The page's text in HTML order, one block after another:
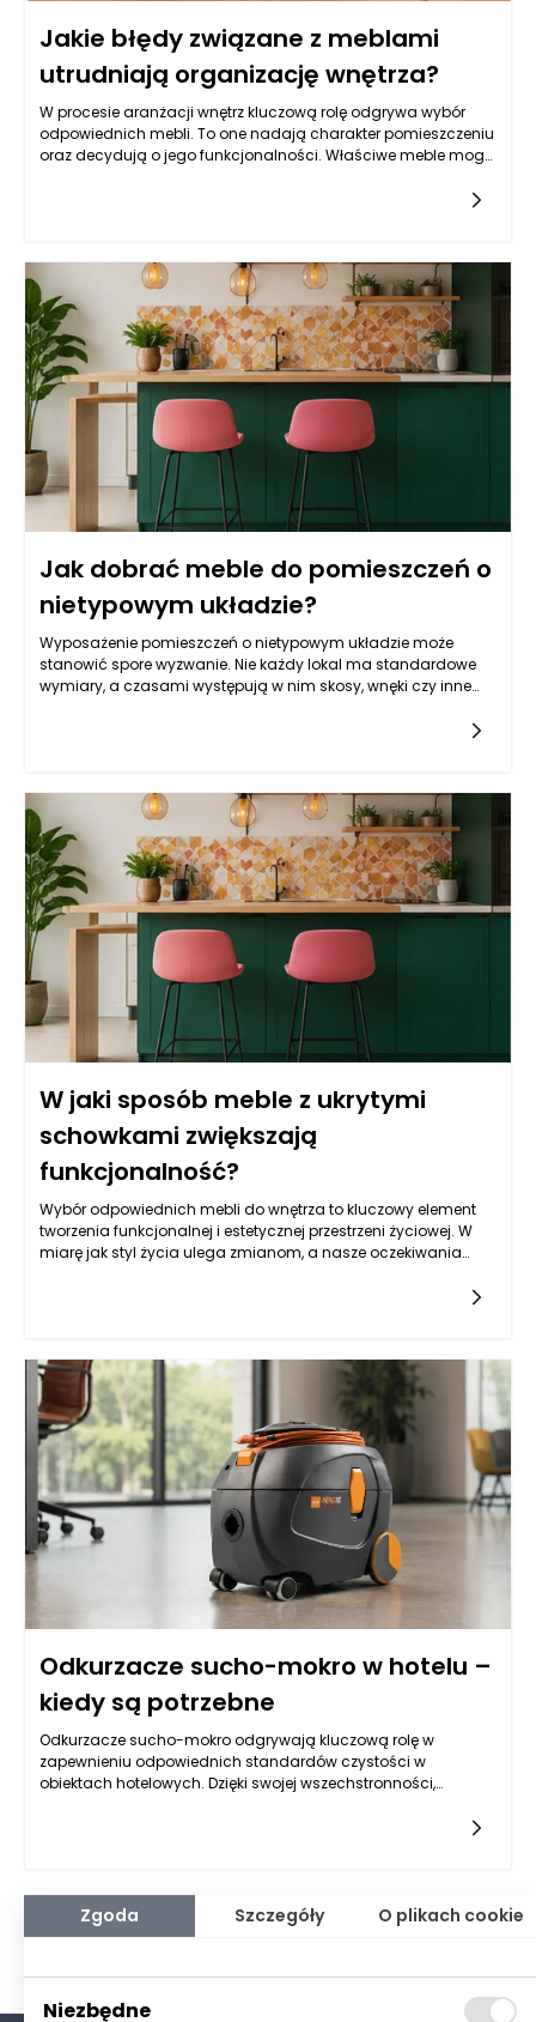
Jakie błędy związane z meblami
utrudniają organizację wnętrza?
W procesie aranżacji wnętrz kluczową rolę odgrywa wybór
odpowiednich mebli. To one nadają charakter pomieszczeniu
oraz decydują o jego funkcjonalności. Właściwe meble mogą
materiał, ergonomia oraz przechowywanie. Warto pamiętać,
że nawet najładniejsze meble mogą wpływać negatywnie na
organizację wnętrza, jeśli nie będą dobrze dopasowane do
przestrzeni lub potrzeb użytkowników. W tym kontekście istotne
jest unikanie błędów, które mogą przyczynić się do wizualnego
i funkcjonalnego zamieszania w naszych czterech kątach.
Jak dobrać meble do pomieszczeń o
nietypowym układzie?
Wyposażenie pomieszczeń o nietypowym układzie może
stanowić spore wyzwanie. Nie każdy lokal ma standardowe
wymiary, a czasami występują w nim skosy, wnęki czy inne
tym artykule przyjrzymy się najważniejszym aspektom
związanym z wyborem mebli w nietypowych wnętrzach, a
także podpowiemy, jak zaaranżować przestrzeń, by była
funkcjonalna, estetyczna i zgodna z naszym stylem życia.
W jaki sposób meble z ukrytymi
schowkami zwiększają
funkcjonalność?
Wybór odpowiednich mebli do wnętrza to kluczowy element
tworzenia funkcjonalnej i estetycznej przestrzeni życiowej. W
miarę jak styl życia ulega zmianom, a nasze oczekiwania
dostępne miejsce, a jednocześnie zadbać o estetykę i
porządek w naszych domach. Te inteligentne projekty nie tylko
zwiększają funkcjonalność pomieszczeń, ale również
wprowadzają nową jakość do naszych codziennych
czynności.
Odkurzacze sucho-mokro w hotelu –
kiedy są potrzebne
Odkurzacze sucho-mokro odgrywają kluczową rolę w
zapewnieniu odpowiednich standardów czystości w
obiektach hotelowych. Dzięki swojej wszechstronności,
Zgoda Szczegóły O plikach cookie
Niezbędne